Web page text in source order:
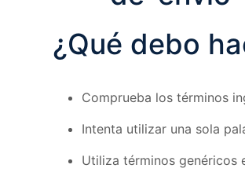
¿Qué debo
Comprueba los términos
Intenta utilizar una sola
Utiliza términos genéricos